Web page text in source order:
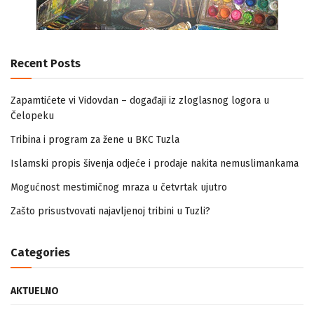
Recent Posts
Zapamtićete vi Vidovdan – događaji iz zloglasnog logora u
Čelopeku
Tribina i program za žene u BKC Tuzla
Islamski propis šivenja odjeće i prodaje nakita nemuslimankama
Mogućnost mestimičnog mraza u četvrtak ujutro
Zašto prisustvovati najavljenoj tribini u Tuzli?
Categories
AKTUELNO